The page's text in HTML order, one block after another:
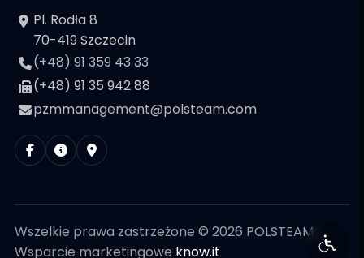
Pl. Rodła 8
70-419 Szczecin
(+48) 91 359 43 33
(+48) 91 35 942 88
pzmmanagement@polsteam.com
Wszelkie prawa zastrzeżone © 2026 POLSTEAM
Wsparcie marketingowe know.it